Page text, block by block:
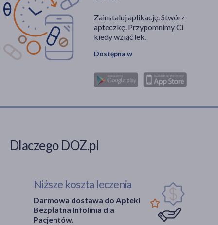
Zainstaluj aplikację. Stwórz
apteczkę. Przypomnimy Ci
kiedy wziąć lek.
Dostępna w
Dlaczego DOZ.pl
Niższe koszta leczenia
Darmowa dostawa do Apteki
Bezpłatna Infolinia dla
Pacjentów.